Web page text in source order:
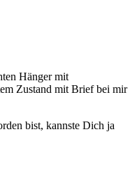
Hänger mit
Zustand mit Brief bei mir
bist, kannste Dich ja